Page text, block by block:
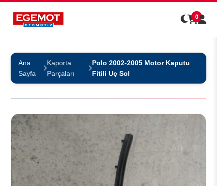
0
Ana
Sayfa
Kaporta
Parçaları
Polo 2002-2005 Motor Kaputu
Fitili Uç Sol